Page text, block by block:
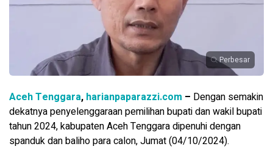
Perbesar
Aceh Tenggara, harianpaparazzi.com – Dengan semakin
dekatnya penyelenggaraan pemilihan bupati dan wakil bupati
tahun 2024, kabupaten Aceh Tenggara dipenuhi dengan
spanduk dan baliho para calon, Jumat (04/10/2024).